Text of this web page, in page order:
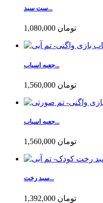
ست سبد...
1,080,000 تومان
جعبه اسباب...
1,560,000 تومان
جعبه اسباب...
1,560,000 تومان
سبد رخت...
1,392,000 تومان